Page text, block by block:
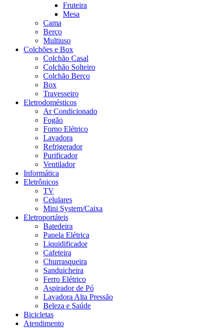
Fruteira
Mesa
Cama
Berço
Multiuso
Colchões e Box
Colchão Casal
Colchão Solteiro
Colchão Berço
Box
Travesseiro
Eletrodomésticos
Ar Condicionado
Fogão
Forno Elétrico
Lavadora
Refrigerador
Purificador
Ventilador
Informática
Eletrônicos
TV
Celulares
Mini System/Caixa
Eletroportáteis
Batedeira
Panela Elétrica
Liquidificador
Cafeteira
Churrasqueira
Sanduicheira
Ferro Elétrico
Aspirador de Pó
Lavadora Alta Pressão
Beleza e Saúde
Bicicletas
Atendimento